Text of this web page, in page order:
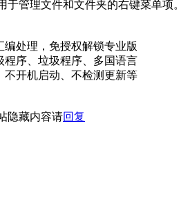
于管理文件和文件夹的右键菜单项。
处理，免授权解锁专业版
程序、垃圾程序、多国语言
不开机启动、不检测更新等
隐藏内容请回复